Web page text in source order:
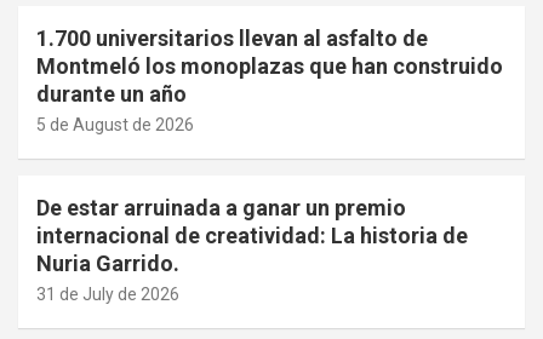
1.700 universitarios llevan al asfalto de
Montmeló los monoplazas que han construido
durante un año
5 de August de 2026
De estar arruinada a ganar un premio
internacional de creatividad: La historia de
Nuria Garrido.
31 de July de 2026